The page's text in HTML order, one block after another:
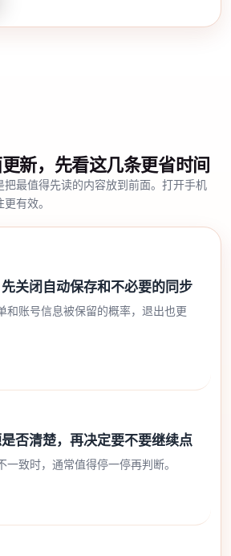
新，先看这几条更省时间
最值得先读的内容放到前面。打开手机
有效。
关闭自动保存和不必要的同步
和账号信息被保留的概率，退出也更
否清楚，再决定要不要继续点
一致时，通常值得停一停再判断。